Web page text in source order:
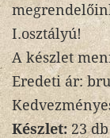
I.osztályú!
A készlet
Eredeti ár:
Készlet:23 db